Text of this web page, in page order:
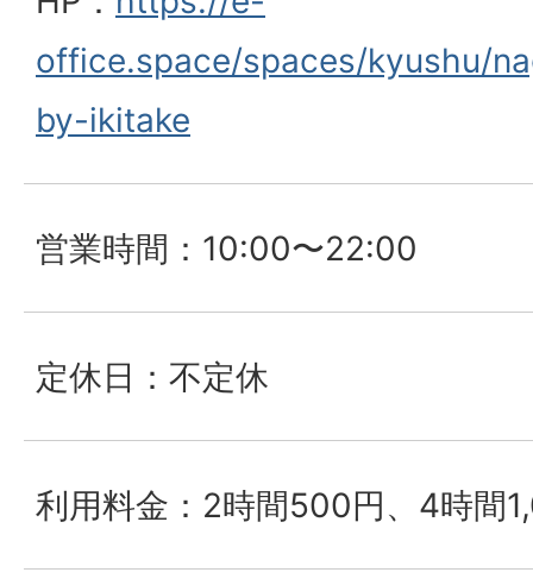
office.space/spaces/kyushu/
by-ikitake
営業時間：10:00〜22:00
定休日：不定休
利用料金：2時間500円、4時間